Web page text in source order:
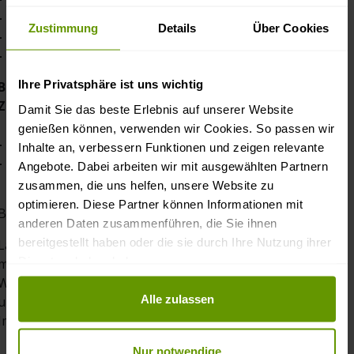
Zustimmung Details Über Cookies
Ihre Privatsphäre ist uns wichtig
Damit Sie das beste Erlebnis auf unserer Website
genießen können, verwenden wir Cookies. So passen wir
Inhalte an, verbessern Funktionen und zeigen relevante
Angebote. Dabei arbeiten wir mit ausgewählten Partnern
zusammen, die uns helfen, unsere Website zu
optimieren. Diese Partner können Informationen mit
anderen Daten zusammenführen, die Sie ihnen
bereitgestellt haben oder die sie durch Ihre Nutzung ihrer
Datenschutz und Privatsphäre
Alle zulassen
Nur notwendige
Zahlung per PayPal
Zahlung mit EC-Karte bei Selbstabholung
Lieferungen ins Ausland haben Sie folgende
Zahlung per PayPal
Vorkasse per Überweisung
Fragen finden Sie unsere Kontaktdaten imImpressum
ist sehr witterungsbeständig und langlebig,
aber trotzdem gegen Feuchtigkeit geschützt werden.
empfehlen das Holz (besonders wenn es im
Außenbereich verwendet wird) mit
/ Lasur / Öl zu behandeln.